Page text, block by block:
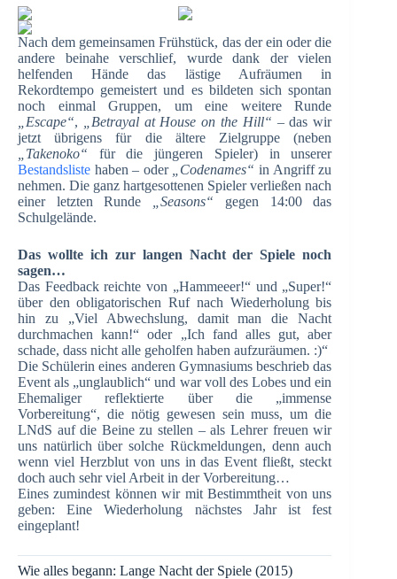
Nach dem gemeinsamen Frühstück, das der ein oder die
andere beinahe verschlief, wurde dank der vielen
helfenden Hände das lästige Aufräumen in
Rekordtempo gemeistert und es bildeten sich spontan
noch einmal Gruppen, um eine weitere Runde
„Escape“, „Betrayal at House on the Hill“ – das wir
jetzt übrigens für die ältere Zielgruppe (neben
„Takenoko“ für die jüngeren Spieler) in unserer
Bestandsliste haben – oder „Codenames“ in Angriff zu
nehmen. Die ganz hartgesottenen Spieler verließen nach
einer letzten Runde
„Seasons“ gegen 14:00 das
Schulgelände.
Das wollte ich zur langen Nacht der Spiele noch
sagen…
Das Feedback reichte von „Hammeeer!“ und „Super!“
über den obligatorischen Ruf nach Wiederholung bis
hin zu „Viel Abwechslung, damit man die Nacht
durchmachen kann!“ oder „Ich fand alles gut, aber
schade, dass nicht alle geholfen haben aufzuräumen. :)“
Die Schülerin eines anderen Gymnasiums beschrieb das
Event als „unglaublich“ und war voll des Lobes und ein
Ehemaliger reflektierte über die „immense
Vorbereitung“, die nötig gewesen sein muss, um die
LNdS auf die Beine zu stellen – als Lehrer freuen wir
uns natürlich über solche Rückmeldungen, denn auch
wenn viel Herzblut von uns in das Event fließt, steckt
doch auch sehr viel Arbeit in der Vorbereitung…
Eines zumindest können wir mit Bestimmtheit von uns
geben: Eine Wiederholung nächstes Jahr ist fest
eingeplant!
Wie alles begann: Lange Nacht der Spiele (2015)